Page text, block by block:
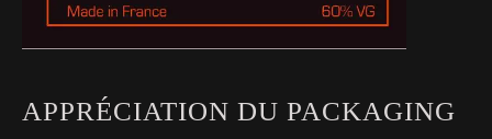
APPRÉCIATION DU PACKAGING